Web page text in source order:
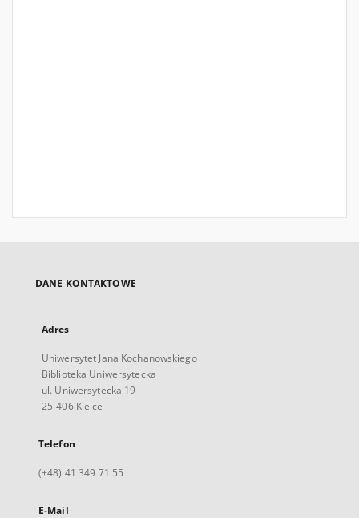
DANE KONTAKTOWE
Adres
Uniwersytet Jana Kochanowskiego
Biblioteka Uniwersytecka
ul. Uniwersytecka 19
25-406 Kielce
Telefon
(+48) 41 349 71 55
E-Mail